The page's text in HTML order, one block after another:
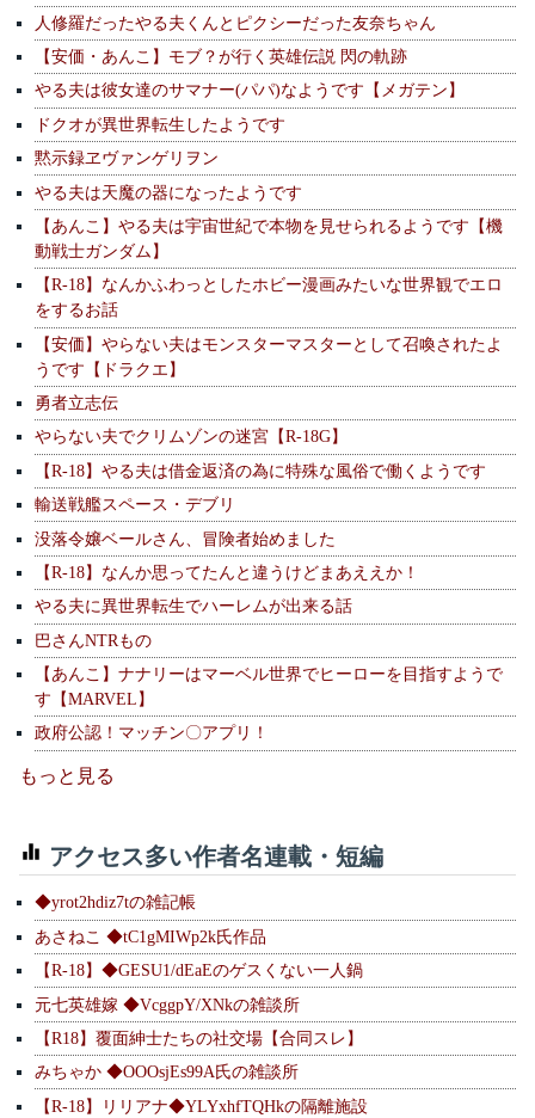
人修羅だったやる夫くんとピクシーだった友奈ちゃん
【安価・あんこ】モブ？が行く英雄伝説 閃の軌跡
やる夫は彼女達のサマナー(パパ)なようです【メガテン】
ドクオが異世界転生したようです
黙示録ヱヴァンゲリヲン
やる夫は天魔の器になったようです
【あんこ】やる夫は宇宙世紀で本物を見せられるようです【機
動戦士ガンダム】
【R-18】なんかふわっとしたホビー漫画みたいな世界観でエロ
をするお話
【安価】やらない夫はモンスターマスターとして召喚されたよ
うです【ドラクエ】
勇者立志伝
やらない夫でクリムゾンの迷宮【R-18G】
【R-18】やる夫は借金返済の為に特殊な風俗で働くようです
輸送戦艦スペース・デブリ
没落令嬢ベールさん、冒険者始めました
【R-18】なんか思ってたんと違うけどまあええか！
やる夫に異世界転生でハーレムが出来る話
巴さんNTRもの
【あんこ】ナナリーはマーベル世界でヒーローを目指すようで
す【MARVEL】
政府公認！マッチン〇アプリ！
もっと見る
アクセス多い作者名連載・短編
◆yrot2hdiz7tの雑記帳
あさねこ ◆tC1gMIWp2k氏作品
【R-18】◆GESU1/dEaEのゲスくない一人鍋
元七英雄嫁 ◆VcggpY/XNkの雑談所
【R18】覆面紳士たちの社交場【合同スレ】
みちゃか ◆OOOsjEs99A氏の雑談所
【R-18】リリアナ◆YLYxhfTQHkの隔離施設